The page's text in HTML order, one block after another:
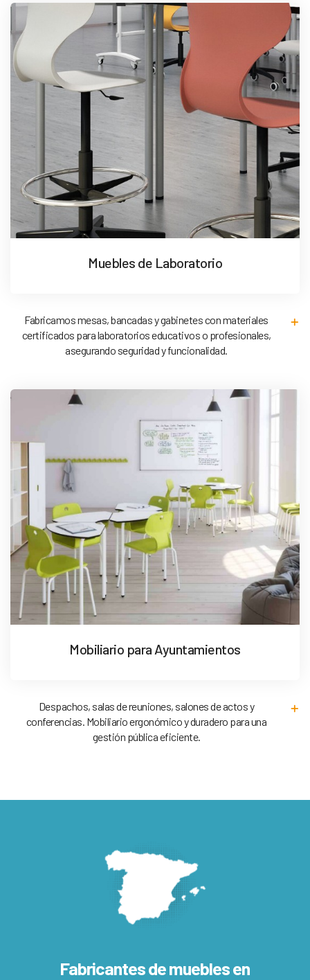
Muebles de Laboratorio
Fabricamos mesas, bancadas y gabinetes con materiales
certificados para laboratorios educativos o profesionales,
asegurando seguridad y funcionalidad.
Mobiliario para Ayuntamientos
Despachos, salas de reuniones, salones de actos y
conferencias. Mobiliario ergonómico y duradero para una
gestión pública eficiente.
Fabricantes de muebles en